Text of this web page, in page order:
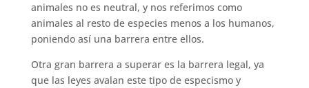
animales no es neutral, y nos referimos como
animales al resto de especies menos a los humanos,
poniendo así una barrera entre ellos.
Otra gran barrera a superar es la barrera legal, ya
que las leyes avalan este tipo de especismo y